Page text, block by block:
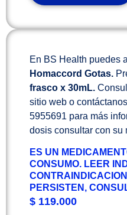
En BS Health puedes
Homaccord Gotas.
frasco x 30mL.
sitio web o
5955691 para más
dosis consultar con su
ES UN
CONSUMO. LEER
PERSISTEN,
$ 119.000